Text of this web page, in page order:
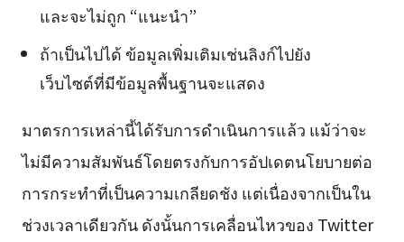
และจะไม่ถูก “แนะนำ”
ถ้าเป็นไปได้ ข้อมูลเพิ่มเติมเช่นลิงก์ไปยัง
เว็บไซต์ที่มีข้อมูลพื้นฐานจะแสดง
มาตรการเหล่านี้ได้รับการดำเนินการแล้ว แม้ว่าจะ
ไม่มีความสัมพันธ์โดยตรงกับการอัปเดตนโยบายต่อ
การกระทำที่เป็นความเกลียดชัง แต่เนื่องจากเป็นใน
ช่วงเวลาเดียวกัน ดังนั้นการเคลื่อนไหวของ Twitter